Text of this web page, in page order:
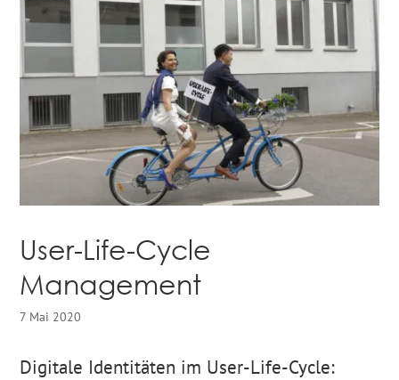
User-Life-Cycle
Management
7 Mai 2020
Digitale Identitäten im User-Life-Cycle: